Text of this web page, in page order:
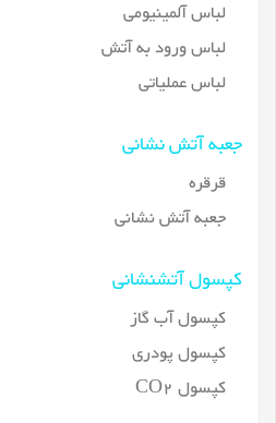
لباس آلمینیومی
لباس ورود به آتش
لباس عملیاتی
جعبه آتش نشانی
قرقره
جعبه آتش نشانی
کپسول آتشنشانی
کپسول آب گاز
کپسول پودری
کپسول CO2